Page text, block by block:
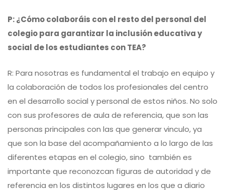
P: ¿Cómo colaboráis con el resto del personal del
colegio para garantizar la inclusión educativa y
social de los estudiantes con TEA?
R: Para nosotras es fundamental el trabajo en equipo y
la colaboración de todos los profesionales del centro
en el desarrollo social y personal de estos niños. No solo
con sus profesores de aula de referencia, que son las
personas principales con las que generar vinculo, ya
que son la base del acompañamiento a lo largo de las
diferentes etapas en el colegio, sino también es
importante que reconozcan figuras de autoridad y de
referencia en los distintos lugares en los que a diario